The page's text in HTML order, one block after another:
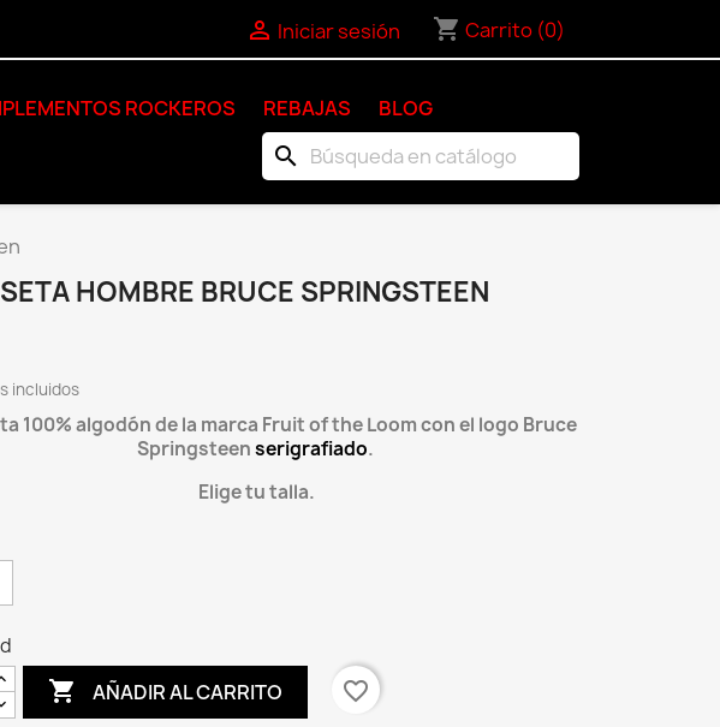
 Iniciar sesión shopping_cart Carrito (0)
ROCKEROS REBAJAS BLOG
search
HOMBRE BRUCE SPRINGSTEEN
incluidos
100% algodón de la marca Fruit of the Loom con el logo Bruce
Springsteenserigrafiado.
Elige tu talla.
 AÑADIR AL CARRITO
favorite_border